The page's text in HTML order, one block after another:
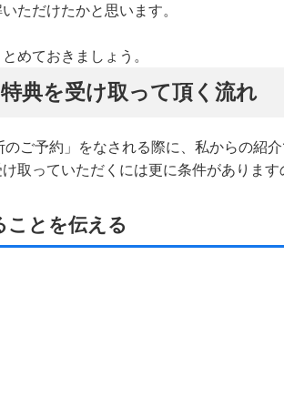
ただけたかと思います。
めておきましょう。
典を受け取って頂く流れ
ご予約」をなされる際に、私からの紹
取っていただくには更に条件があります
ことを伝える